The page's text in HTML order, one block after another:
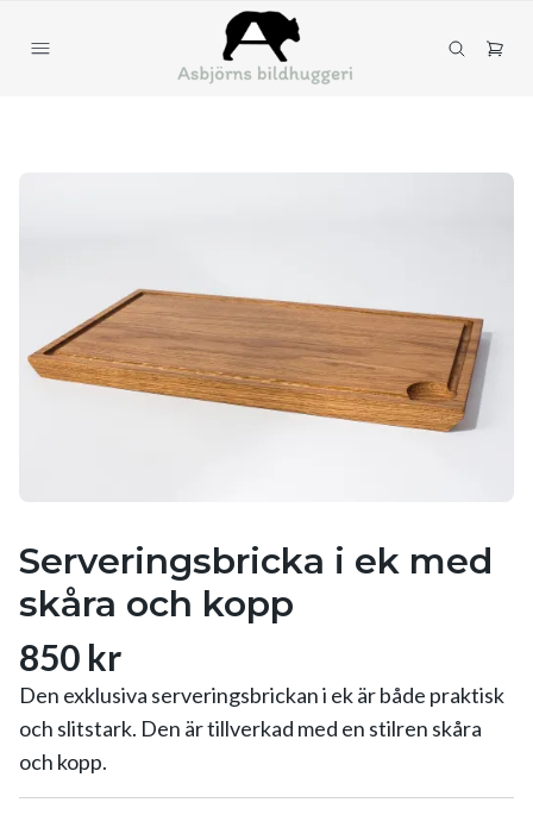
Serveringsbricka i ek med
skåra och kopp
850 kr
Den exklusiva serveringsbrickan i ek är både praktisk
och slitstark. Den är tillverkad med en stilren skåra
och kopp.